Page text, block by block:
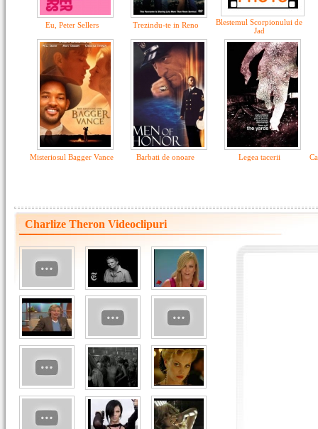
Eu, Peter Sellers Trezindu-te in Reno
Blestemul Scorpionului de
Jad
Misteriosul Bagger Vance Barbati de onoare Legea tacerii
Charlize Theron Videoclipuri